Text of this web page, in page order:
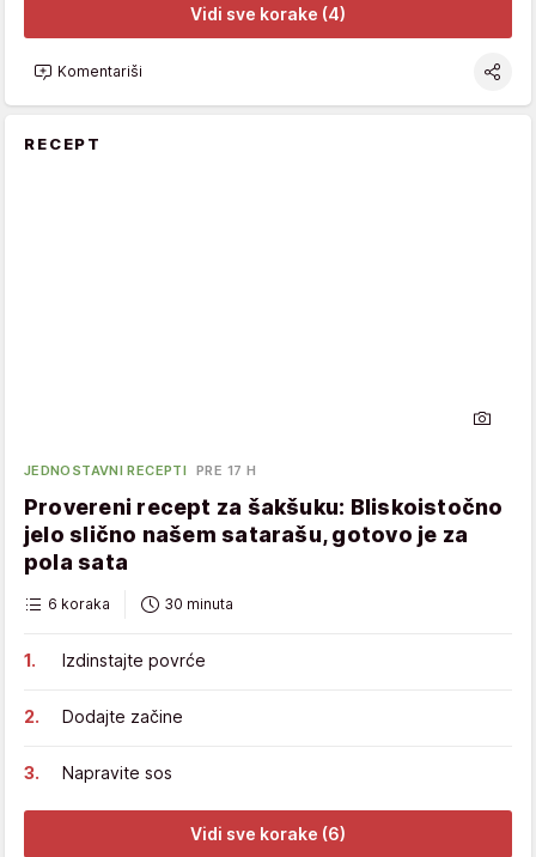
Vidi sve korake (4)
Komentariši
RECEPT
JEDNOSTAVNI RECEPTI PRE 17 H
Provereni recept za šakšuku: Bliskoistočno
jelo slično našem satarašu, gotovo je za
pola sata
6 koraka 30 minuta
Izdinstajte povrće
Dodajte začine
Napravite sos
Vidi sve korake (6)